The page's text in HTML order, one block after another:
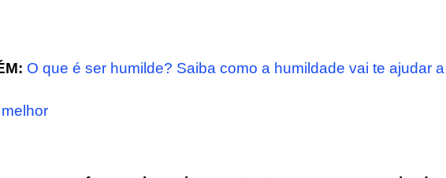
O que é ser humilde? Saiba como a humildade vai te ajudar a